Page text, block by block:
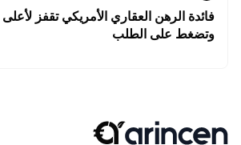
فائدة الرهن العقاري الأمريكي تقفز
وتضغط على الطلب